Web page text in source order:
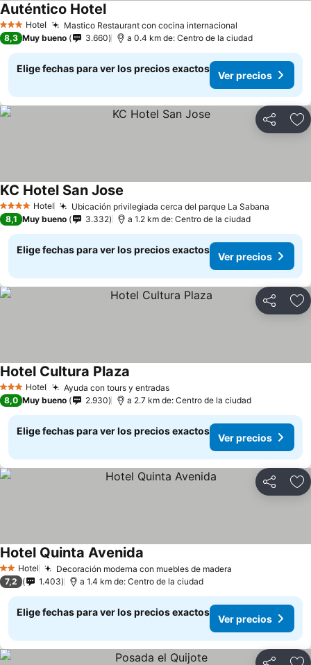
3 Estrellas
Hotel Mastico Restaurant con cocina internacional
Auténtico Hotel
8,3 Muy bueno 3.660 a 0.4 km de: Centro de la ciudad
Elige fechas para ver los precios exactos
Ver precios
Compartir
4 EstrellasHotel Ubicación privilegiada cerca del parque La Sabana
KC Hotel San Jose
8,1 Muy bueno 3.332 a 1.2 km de: Centro de la ciudad
Elige fechas para ver los precios exactos
Ver precios
Compartir
3 Estrellas
Hotel Ayuda con tours y entradas
Hotel Cultura Plaza
8,0 Muy bueno 2.930 a 2.7 km de: Centro de la ciudad
Elige fechas para ver los precios exactos
Ver precios
Compartir
2 Estrellas
Hotel Decoración moderna con muebles de madera
Hotel Quinta Avenida
7,2 1.403 a 1.4 km de: Centro de la ciudad
Elige fechas para ver los precios exactos
Ver precios